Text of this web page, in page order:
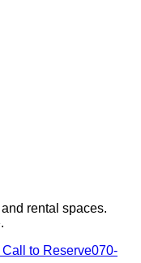
rental spaces.
Call to Reserve070-